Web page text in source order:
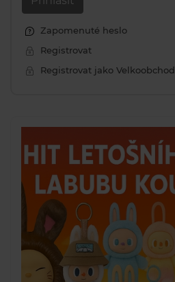
Zapomenuté heslo
Registrovat
Registrovat jako Velkoobchod